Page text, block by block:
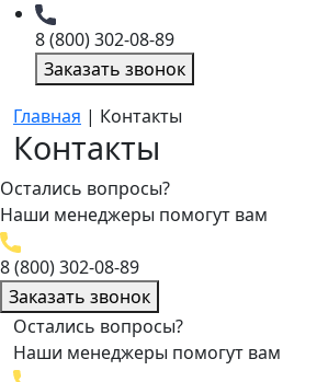
8 (800) 302-08-89
Заказать звонок
Главная | Контакты
Контакты
Остались вопросы?
Наши менеджеры помогут вам
8 (800) 302-08-89
Заказать звонок
Остались вопросы?
Наши менеджеры помогут вам